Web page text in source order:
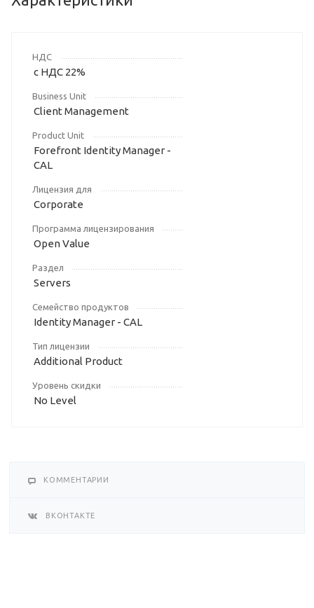
НДС
с НДС 22%
Business Unit
Client Management
Product Unit
Forefront Identity Manager -
CAL
Лицензия для
Corporate
Программа лицензирования
Open Value
Раздел
Servers
Семейство продуктов
Identity Manager - CAL
Тип лицензии
Additional Product
Уровень скидки
No Level
КОММЕНТАРИИ
ВКОНТАКТЕ